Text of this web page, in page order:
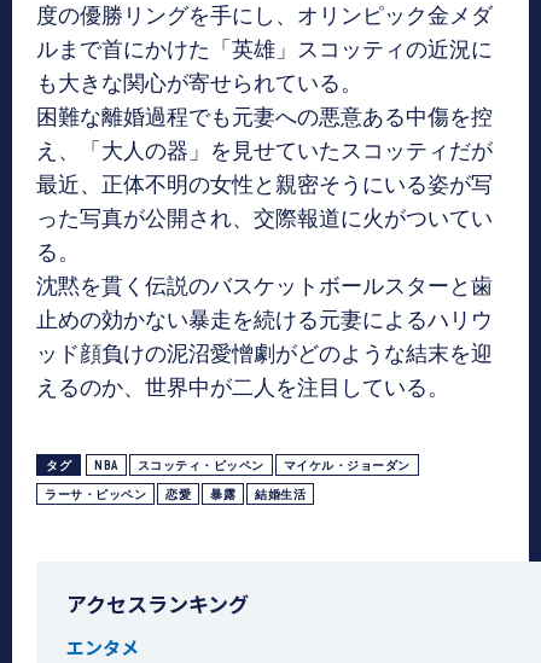
度の優勝リングを手にし、オリンピック金メダ
ルまで首にかけた「英雄」スコッティの近況に
も大きな関心が寄せられている。
困難な離婚過程でも元妻への悪意ある中傷を控
え、「大人の器」を見せていたスコッティだが
最近、正体不明の女性と親密そうにいる姿が写
った写真が公開され、交際報道に火がついてい
る。
沈黙を貫く伝説のバスケットボールスターと歯
止めの効かない暴走を続ける元妻によるハリウ
ッド顔負けの泥沼愛憎劇がどのような結末を迎
えるのか、世界中が二人を注目している。
タグ NBA スコッティ・ピッペン マイケル・ジョーダン
ラーサ・ピッペン 恋愛 暴露 結婚生活
アクセスランキング
エンタメ